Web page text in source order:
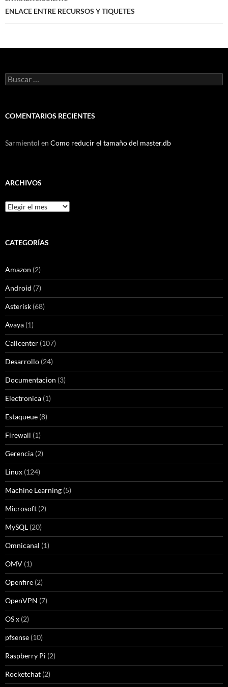
ENLACE ENTRE RECURSOS Y TIQUETES
Buscar:
COMENTARIOS RECIENTES
Sarmientol en Como reducir el tamaño del master.db
ARCHIVOS
Archivos
CATEGORÍAS
Amazon (2)
Android (7)
Asterisk (68)
Avaya (1)
Callcenter (107)
Desarrollo (24)
Documentacion (3)
Electronica (1)
Estaqueue (8)
Firewall (1)
Gerencia (2)
Linux (124)
Machine Learning (5)
Microsoft (2)
MySQL (20)
Omnicanal (1)
OMV (1)
Openfire (2)
OpenVPN (7)
OS x (2)
pfsense (10)
Raspberry Pi (2)
Rocketchat (2)